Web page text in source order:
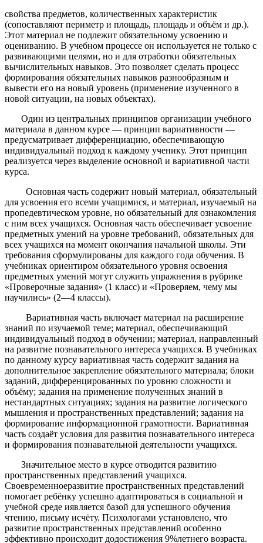
свойства предметов, количественных характеристик
(сопоставляют периметр и площадь, площадь и объём и др.).
Этот материал не подлежит обязательному усвоению и
оцениванию. В учебном процессе он используется не только с
развивающими целями, но и для отработки обязательных
вычислительных навыков. Это позволяет сделать процесс
формирования обязательных навыков разнообразным и
вывести его на новый уровень (применение изученного в
новой ситуации, на новых объектах).
Один из центральных принципов организации учебного
материала в данном курсе — принцип вариативности —
предусматривает дифференциацию, обеспечивающую
индивидуальный подход к каждому ученику. Этот принцип
реализуется через выделение основной и вариативной части
курса.
Основная часть содержит новый материал, обязательный
для усвоения его всеми учащимися, и материал, изучаемый на
пропедевтическом уровне, но обязательный для ознакомления
с ним всех учащихся. Основная часть обеспечивает усвоение
предметных умений на уровне требований, обязательных для
всех учащихся на момент окончания начальной школы. Эти
требования сформулированы для каждого года обучения. В
учебниках ориентиром обязательного уровня освоения
предметных умений могут служить упражнения в рубрике
«Проверочные задания» (1 класс) и «Проверяем, чему мы
научились» (2—4 классы).
Вариативная часть включает материал на расширение
знаний по изучаемой теме; материал, обеспечивающий
индивидуальный подход в обучении; материал, направленный
на развитие познавательного интереса учащихся. В учебниках
по данному курсу вариативная часть содержит задания на
дополнительное закрепление обязательного материала; блоки
заданий, дифференцированных по уровню сложности и
объёму; задания на применение полученных знаний в
нестандартных ситуациях; задания на развитие логического
мышления и пространственных представлений; задания на
формирование информационной грамотности. Вариативная
часть создаёт условия для развития познавательного интереса
и формирования познавательной деятельности учащихся.
Значительное место в курсе отводится развитию
пространственных представлений учащихся.
Своевременноеразвитие пространственных представлений
помогает ребёнку успешно адаптироваться в социальной и
учебной среде иявляется базой для успешного обучения
чтению, письму исчёту. Психологами установлено, что
развитие пространственных представлений особенно
эффективно происходит додостижения 9%летнего возраста.